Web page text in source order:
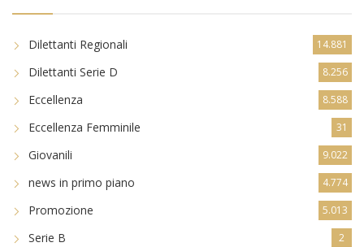
Dilettanti Regionali 14.881
Dilettanti Serie D 8.256
Eccellenza 8.588
Eccellenza Femminile 31
Giovanili 9.022
news in primo piano 4.774
Promozione 5.013
Serie B 2